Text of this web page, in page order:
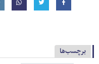
برچسب‌ها